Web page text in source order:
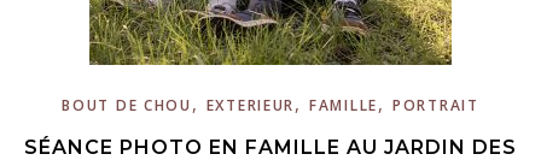
BOUT DE CHOU , EXTERIEUR,FAMILLE, PORTRAIT
SÉANCE PHOTO EN FAMILLE AU JARDIN DES